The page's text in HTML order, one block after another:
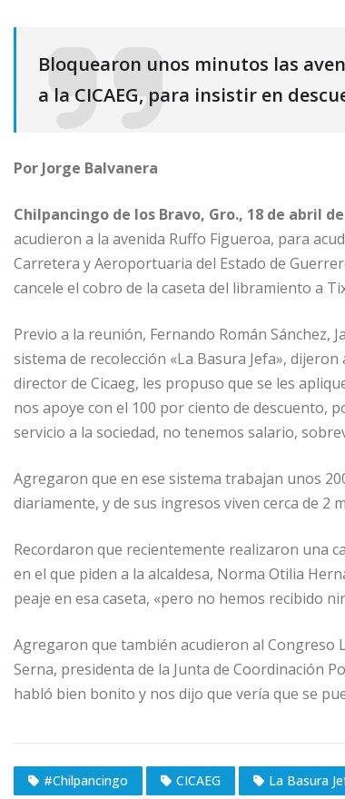
Bloquearon unos minutos las
a la CICAEG, para insistir en
Por Jorge Balvanera
Chilpancingo de los Bravo, Gro., 18 de abril de
acudieron a la avenida Ruffo Figueroa, para
Carretera y Aeroportuaria del Estado de
cancele el cobro de la caseta del libramiento a
Previo a la reunión, Fernando Román Sánchez,
sistema de recolección «La Basura Jefa»,
director de Cicaeg, les propuso que se les
nos apoye con el 100 por ciento de descuento,
servicio a la sociedad, no tenemos salario,
Agregaron que en ese sistema trabajan unos
diariamente, y de sus ingresos viven cerca de 2
Recordaron que recientemente realizaron una
en el que piden a la alcaldesa, Norma Otilia
peaje en esa caseta, «pero no hemos recibido
Agregaron que también acudieron al Congreso
Serna, presidenta de la Junta de Coordinación
habló bien bonito y nos dijo que vería que se
#Chilpancingo CICAEG La Basura